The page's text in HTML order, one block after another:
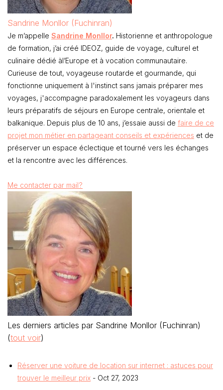
Sandrine Monllor (Fuchinran)
Je m’appelle Sandrine Monllor. Historienne et anthropologue
de formation, j’ai créé IDEOZ, guide de voyage, culturel et
culinaire dédié àl’Europe et à vocation communautaire.
Curieuse de tout, voyageuse routarde et gourmande, qui
fonctionne uniquement à l'instinct sans jamais préparer mes
voyages, j'accompagne paradoxalement les voyageurs dans
leurs préparatifs de séjours en Europe centrale, orientale et
balkanique. Depuis plus de 10 ans, j’essaie aussi de faire de ce
projet mon métier en partageant conseils et expériences et de
préserver un espace éclectique et tourné vers les échanges
et la rencontre avec les différences.
Me contacter par mail?
Les derniers articles par Sandrine Monllor (Fuchinran)
(tout voir)
Réserver une voiture de location sur internet : astuces pour
trouver le meilleur prix - Oct 27, 2023